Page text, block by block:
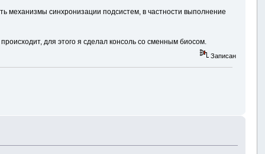
механизмы синхронизации подсистем, в частности выполнение
для этого я сделал консоль со сменным биосом.
Записан